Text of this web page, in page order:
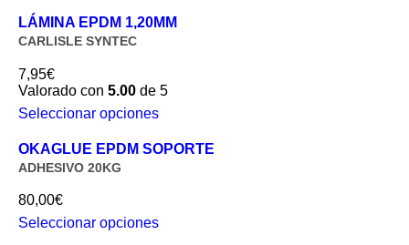
LÁMINA EPDM 1,20MM
CARLISLE SYNTEC
7,95€
Valorado con 5.00 de 5
Seleccionar opciones
OKAGLUE EPDM SOPORTE
ADHESIVO 20KG
80,00€
Seleccionar opciones